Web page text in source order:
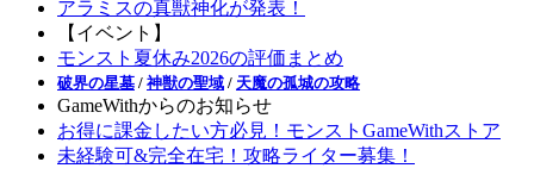
アラミスの真獣神化が発表！
【イベント】
モンスト夏休み2026の評価まとめ
破界の星墓 / 神獣の聖域 / 天魔の孤城の攻略
GameWithからのお知らせ
お得に課金したい方必見！モンストGameWithストア
未経験可&完全在宅！攻略ライター募集！